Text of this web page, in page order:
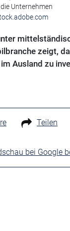
Unternehmen
zeigt,
Ausland zu
Teilen
bei Google